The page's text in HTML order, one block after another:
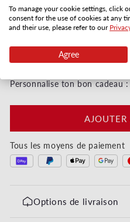
Quantité
Digital immédiatement ou par
Personnalise ton bon cadeau :
Tous les moyens de paiement
Options de livraison
To manage your cookie settings, click
consent for the use of cookies at any
and their use, please refer to our
Agree